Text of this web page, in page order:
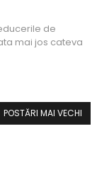
de
mai jos cateva
POSTĂRI MAI VECHI